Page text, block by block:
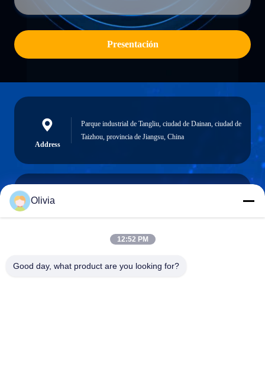
Presentación
Address
Parque industrial de Tangliu, ciudad de Dainan, ciudad de
Taizhou, provincia de Jiangsu, China
Olivia
12:52 PM
Good day, what product are you looking for?